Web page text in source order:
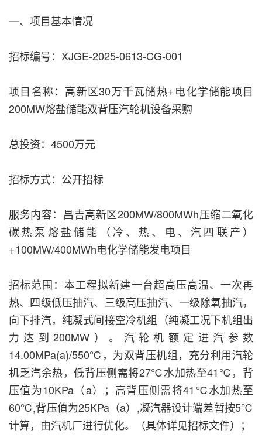
一、项目基本情况
招标编号：XJGE-2025-0613-CG-001
项目名称：高新区30万千瓦储热+电化学储能项目
200MW熔盐储能双背压汽轮机设备采购
总投资：4500万元
招标方式：公开招标
服务内容：昌吉高新区200MW/800MWh压缩二氧化
碳热泵熔盐储能（冷、热、电、汽四联产）
+100MW/400MWh电化学储能发电项目
招标范围：本工程拟新建一台超高压高温、一次再
热、四级低压抽汽、三级高压抽汽、一级除氧抽汽，
向下排汽，纯凝式间接空冷机组（纯凝工况下机组出
力达到200MW）。汽轮机额定进汽参数
14.00MPa(a)/550℃，为双背压机组，充分利用汽轮
机乏汽余热，低背压侧需将27℃水加热至41℃，背
压值为10KPa（a）；高背压侧需将41℃水加热至
60℃,背压值为25KPa（a）,凝汽器设计端差暂按5℃
计算，由汽机厂进行优化。（具体详见招标文件）；